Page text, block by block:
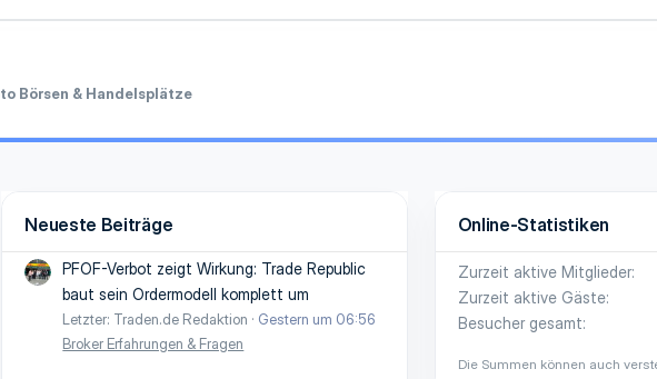
Börsen & Handelsplätze
Neueste Beiträge
PFOF-Verbot zeigt Wirkung: Trade Republic
baut sein Ordermodell komplett um
Letzter: Traden.de Redaktion
Gestern um 06:56
Broker Erfahrungen & Fragen
Online-Statistiken
Zurzeit aktive Mitglieder
Zurzeit aktive Gäste
Besucher gesamt
Die Summen können auch